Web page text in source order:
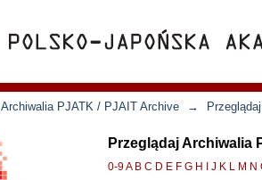
Archiwalia PJATK / PJAIT Archive →
Przeglądaj Archiwalia
0-9A B C D E F G H J K L M N